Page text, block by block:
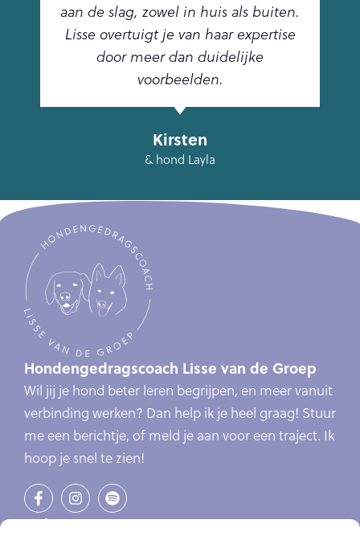
aan de slag, zowel in huis als buiten.
Lisse overtuigt je van haar expertise
door meer dan duidelijke
voorbeelden.
Kirsten
& hond Layla
Hondengedragscoach Lisse van de Groep
Wil jij je hond beter leren begrijpen, en meer vanuit
verbinding werken? Dan help ik je heel graag! Stuur
me een berichtje, of meld je aan voor een traject. Ik
hoop je snel te zien!
Links